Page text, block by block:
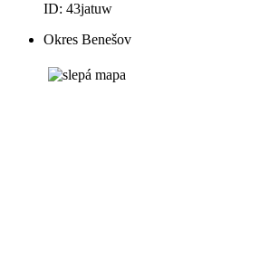
ID: 43jatuw
Okres Benešov